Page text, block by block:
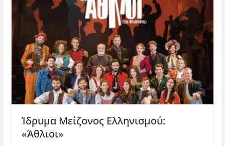
Ίδρυμα Μείζονος Ελληνισμού:
«Άθλιοι»